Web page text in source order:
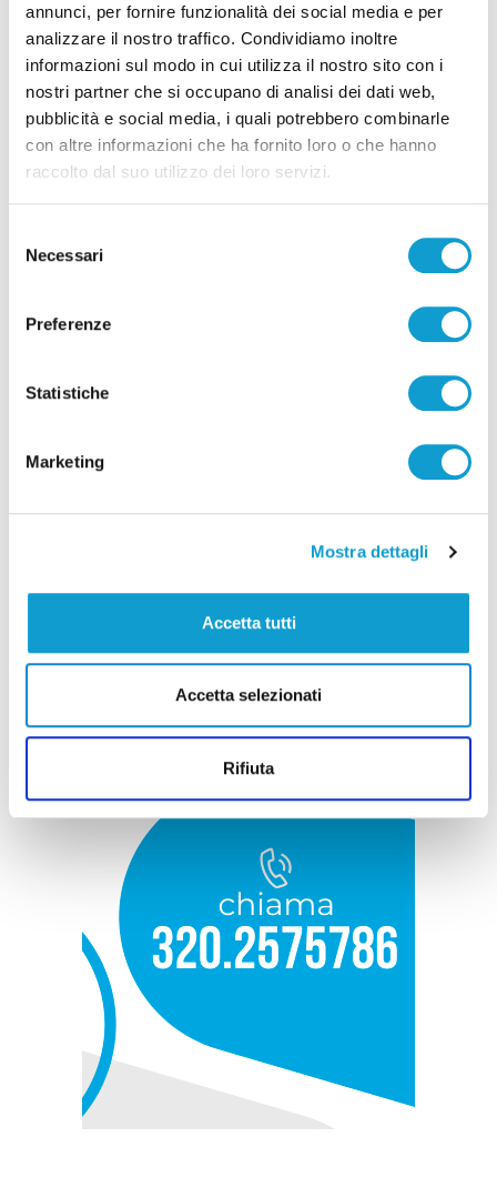
annunci, per fornire funzionalità dei social media e per
analizzare il nostro traffico. Condividiamo inoltre
informazioni sul modo in cui utilizza il nostro sito con i
nostri partner che si occupano di analisi dei dati web,
pubblicità e social media, i quali potrebbero combinarle
con altre informazioni che ha fornito loro o che hanno
raccolto dal suo utilizzo dei loro servizi.
delNecessari
Preferenze
Statistiche
Marketing
Mostra dettagli
Accetta tutti
Accetta selezionati
Rifiuta
Pubblicità